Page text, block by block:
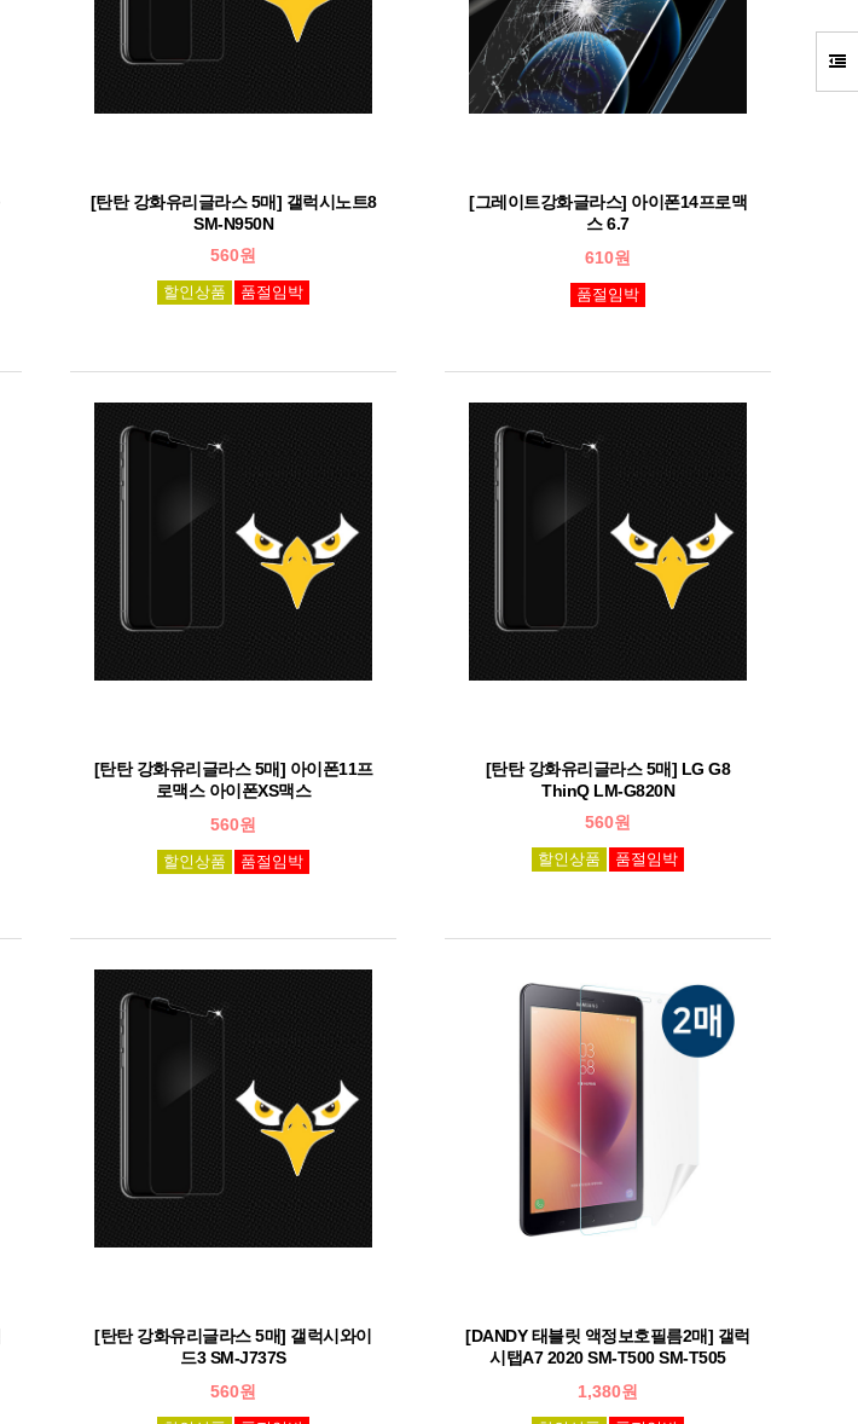
[탄탄 강화유리글라스 5매] 갤럭시노트8
SM-N950N
560원
할인상품 품절임박
[그레이트강화글라스] 아이폰14프로맥
스 6.7
610원
품절임박
[탄탄 강화유리글라스 5매] 아이폰11프
로맥스 아이폰XS맥스
560원
할인상품 품절임박
[탄탄 강화유리글라스 5매] LG G8
ThinQ LM-G820N
560원
할인상품 품절임박
[탄탄 강화유리글라스 5매] 갤럭시와이
드3 SM-J737S
560원
[DANDY 태블릿 액정보호필름2매] 갤럭
시탭A7 2020 SM-T500 SM-T505
1,380원